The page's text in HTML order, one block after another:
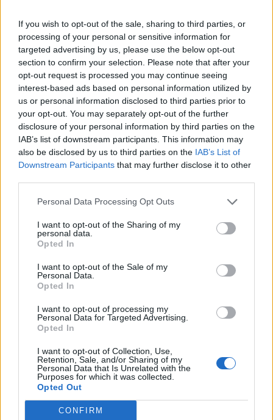
If you wish to opt-out of the sale, sharing to third parties, or
processing of your personal or sensitive information for
targeted advertising by us, please use the below opt-out
section to confirm your selection. Please note that after your
opt-out request is processed you may continue seeing
interest-based ads based on personal information utilized by
us or personal information disclosed to third parties prior to
your opt-out. You may separately opt-out of the further
disclosure of your personal information by third parties on the
IAB’s list of downstream participants. This information may
also be disclosed by us to third parties on the IAB’s List of
Downstream Participants that may further disclose it to other
Personal Data Processing Opt Outs
I want to opt-out of the Sharing of my
personal data.
Opted In
I want to opt-out of the Sale of my
Personal Data.
Opted In
I want to opt-out of processing my
Personal Data for Targeted Advertising.
Opted In
I want to opt-out of Collection, Use,
Retention, Sale, and/or Sharing of my
Personal Data that Is Unrelated with the
Purposes for which it was collected.
Opted Out
CONFIRM
impiegato nei semiconduttori, permette di avere un caricabatterie
dalle dimensioni contenute, grazie al minor passaggio di calore tra le
componenti interne del prodotto.
I multipower micro di Cellularline, infatti,risolvono il problema
dello spazio occupato da cavi e adattatori , grazie alla possibilità di
ricaricare più device con un unico prodotto.
I nuovi Multiricarica GaN sono disponibili dal 24 ottobre sullo store
online di Cellularline e presso i rivenditori autorizzati.
Gli accessori Cellularline su Amazon.it
Condividi questo articolo:
Mastodon WhatsApp
Stampa Altro
Inserisci nome ed indirizzo E-Mail: